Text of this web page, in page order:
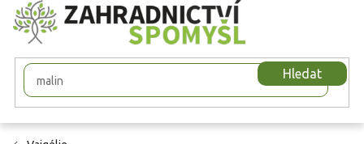
Přejít
na
obsah
Hledat